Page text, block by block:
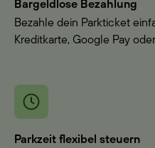
Bargeldlose Bezahlung
Bezahle dein Parkticket
Kreditkarte, Google Pay
Parkzeit flexibel steuern